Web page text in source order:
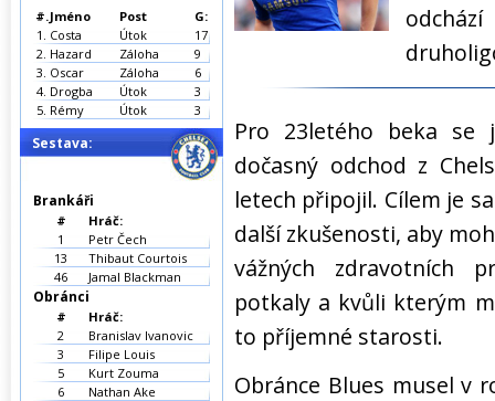
Pro 23letého beka se
dočasný odchod z
letech připojil. Cílem je
další zkušenosti, aby
vážných zdravotních
potkaly a kvůli kterým
to příjemné starosti.
Obránce Blues musel v
#.Jméno Post
G:
1. Costa Útok
17
2. Hazard Záloha
9
3. Oscar Záloha
6
4. Drogba Útok
3
5. Rémy Útok 3
Sestava:
Brankáři
#
Hráč:
1
Petr Čech
13
Thibaut Courtois
46
Jamal Blackman
Obránci
#
Hráč:
2
Branislav Ivanovic
3
Filipe Louis
5
Kurt Zouma
6
Nathan Ake